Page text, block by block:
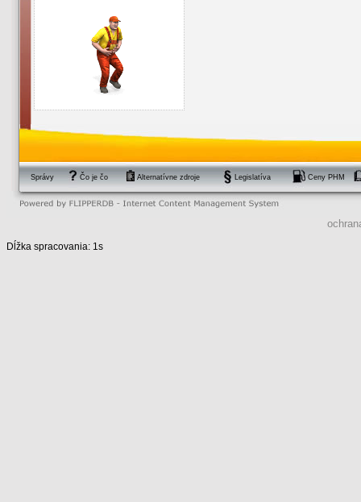
Správy Čo je čo Alternatívne zdroje Legislatíva Ceny PHM
Dĺžka spracovania: 1s